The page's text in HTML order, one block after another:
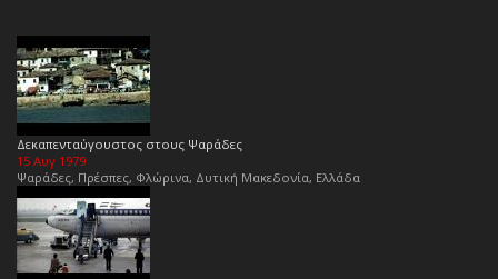
Δεκαπενταύγουστος στους Ψαράδες
15 Αυγ 1979
Ψαράδες, Πρέσπες, Φλώρινα, Δυτική Μακεδονία, Ελλάδα